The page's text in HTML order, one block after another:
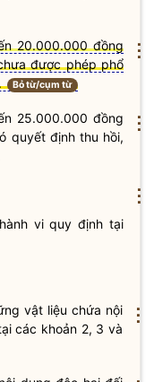
20.000.000 đồng
được phép phổ
Bỏ từ/cụm từ
25.000.000 đồng
quyết định thu hồi,
vi quy định tại
vật liệu chứa nội
các khoản 2, 3 và
⋮
⋮
⋮
⋮